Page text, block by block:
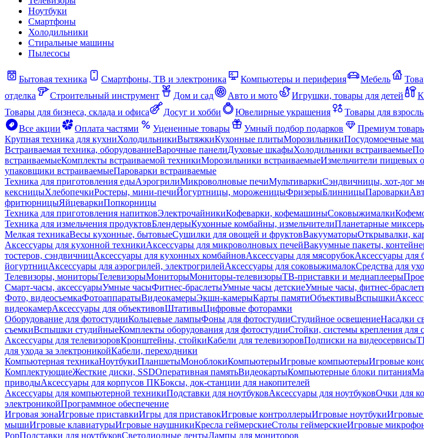
Ноутбуки
Смартфоны
Холодильники
Стиральные машины
Пылесосы
Бытовая техника Смартфоны, ТВ и электроника Компьютеры и периферия Мебель
отделка
Строительный инструмент Дом и сад Авто и мото Игрушки, товары для детей
Товары для бизнеса, склада и офиса
Досуг и хобби Ювелирные украшения Товары для
Все акции
Оплата частями Уцененные товары Умный подбор подарков
Премиум
Крупная техника для кухниХолодильникиВытяжкиКухонные плитыМорозильникиПосудомоечные
Встраиваемая техника, оборудованиеВарочные панелиДуховые шкафыХолодильники встраиваемые
встраиваемыеКомплекты встраиваемой техникиМорозильники встраиваемыеИзмельчители пищевых
упаковщики встраиваемыеПароварки встраиваемые
Техника для приготовления едыАэрогрилиМикроволновые печиМультиваркиСэндвичницы, хот-дог
кексницыХлебопечкиРостеры, мини-печиЙогуртницы, мороженицыФризерыБлинницыПароварки
фритюрницыЯйцеваркиПопкорницы
Техника для приготовления напитковЭлектрочайникиКофеварки, кофемашиныСоковыжималки
Техника для измельчения продуктовБлендерыКухонные комбайны, измельчителиПланетарные
Мелкая техникаВесы кухонные, бытовыеСушилки для овощей и фруктовВакууматорыОткрывалки,
Аксессуары для кухонной техникиАксессуары для микроволновых печейВакуумные пакеты,
тостеров, сэндвичницАксессуары для кухонных комбайновАксессуары для мясорубокАксессуары для
йогуртницАксессуары для аэрогрилей, электрогрилейАксессуары для соковыжималокСредства для
Телевизоры, мониторыТелевизорыМониторыМониторы-телевизорыТВ-приставки и медиаплееры
Смарт-часы, аксессуарыУмные часыФитнес-браслетыУмные часы детскиеУмные часы, фитнес-
Фото, видеосъемкаФотоаппаратыВидеокамерыЭкшн-камерыКарты памятиОбъективыВспышки
видеокамерАксессуары для объективовШтативыЦифровые фоторамки
Оборудование для фотостудииКольцевые лампыФоны для фотостудииСтудийное освещениеНасадки
съемкиВспышки студийныеКомплекты оборудования для фотостудииСтойки, системы крепления для
Аксессуары для телевизоровКронштейны, стойкиКабели для телевизоровПодписки на видеосервисы
для ухода за электроникойКабели, переходники
Компьютерная техникаНоутбукиПланшетыМоноблокиКомпьютерыИгровые компьютерыИгровые
КомплектующиеЖесткие диски, SSDОперативная памятьВидеокартыКомпьютерные блоки питания
приводыАксессуары для корпусов ПКБоксы, док-станции для накопителей
Аксессуары для компьютерной техникиПодставки для ноутбуковАксессуары для ноутбуковОчки для
электроникойПрограммное обеспечение
Игровая зонаИгровые приставкиИгры для приставокИгровые контроллерыИгровые ноутбуки
мышиИгровые клавиатурыИгровые наушникиКресла геймерскиеСтолы геймерскиеИгровые
PopПодставки для ноутбуковСветодиодные лентыЛампы для мониторов